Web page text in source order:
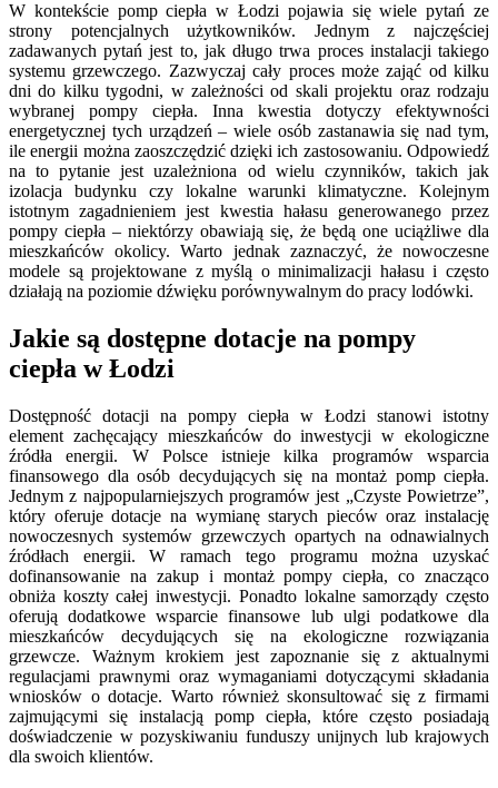
W kontekście pomp ciepła w Łodzi pojawia się wiele pytań ze
strony potencjalnych użytkowników. Jednym z najczęściej
zadawanych pytań jest to, jak długo trwa proces instalacji takiego
systemu grzewczego. Zazwyczaj cały proces może zająć od kilku
dni do kilku tygodni, w zależności od skali projektu oraz rodzaju
wybranej pompy ciepła. Inna kwestia dotyczy efektywności
energetycznej tych urządzeń – wiele osób zastanawia się nad tym,
ile energii można zaoszczędzić dzięki ich zastosowaniu. Odpowiedź
na to pytanie jest uzależniona od wielu czynników, takich jak
izolacja budynku czy lokalne warunki klimatyczne. Kolejnym
istotnym zagadnieniem jest kwestia hałasu generowanego przez
pompy ciepła – niektórzy obawiają się, że będą one uciążliwe dla
mieszkańców okolicy. Warto jednak zaznaczyć, że nowoczesne
modele są projektowane z myślą o minimalizacji hałasu i często
działają na poziomie dźwięku porównywalnym do pracy lodówki.
Jakie są dostępne dotacje na pompy
ciepła w Łodzi
Dostępność dotacji na pompy ciepła w Łodzi stanowi istotny
element zachęcający mieszkańców do inwestycji w ekologiczne
źródła energii. W Polsce istnieje kilka programów wsparcia
finansowego dla osób decydujących się na montaż pomp ciepła.
Jednym z najpopularniejszych programów jest „Czyste Powietrze”,
który oferuje dotacje na wymianę starych pieców oraz instalację
nowoczesnych systemów grzewczych opartych na odnawialnych
źródłach energii. W ramach tego programu można uzyskać
dofinansowanie na zakup i montaż pompy ciepła, co znacząco
obniża koszty całej inwestycji. Ponadto lokalne samorządy często
oferują dodatkowe wsparcie finansowe lub ulgi podatkowe dla
mieszkańców decydujących się na ekologiczne rozwiązania
grzewcze. Ważnym krokiem jest zapoznanie się z aktualnymi
regulacjami prawnymi oraz wymaganiami dotyczącymi składania
wniosków o dotacje. Warto również skonsultować się z firmami
zajmującymi się instalacją pomp ciepła, które często posiadają
doświadczenie w pozyskiwaniu funduszy unijnych lub krajowych
dla swoich klientów.